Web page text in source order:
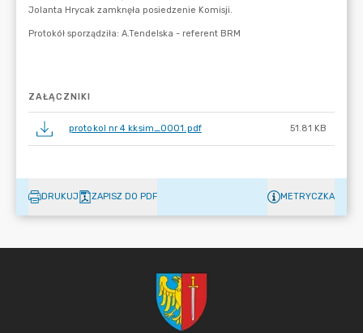
ZAŁĄCZNIKI
protokol nr 4 kksim_0001.pdf 51.81 KB
DRUKUJ ZAPISZ DO PDF METRYCZKA